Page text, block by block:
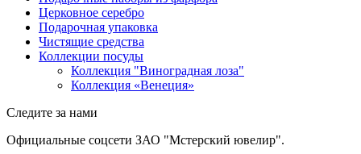
Церковное серебро
Подарочная упаковка
Чистящие средства
Коллекции посуды
Коллекция "Виноградная лоза"
Коллекция «Венеция»
Следите за нами
Официальные соцсети ЗАО "Мстерский ювелир".